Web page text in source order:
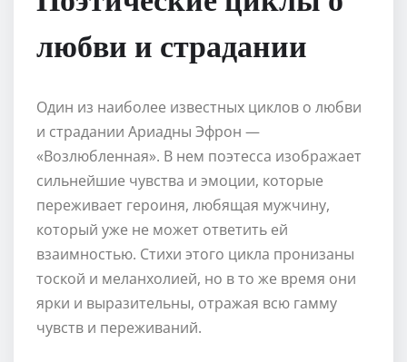
любви и страдании
Один из наиболее известных циклов о любви
и страдании Ариадны Эфрон —
«Возлюбленная». В нем поэтесса изображает
сильнейшие чувства и эмоции, которые
переживает героиня, любящая мужчину,
который уже не может ответить ей
взаимностью. Стихи этого цикла пронизаны
тоской и меланхолией, но в то же время они
ярки и выразительны, отражая всю гамму
чувств и переживаний.